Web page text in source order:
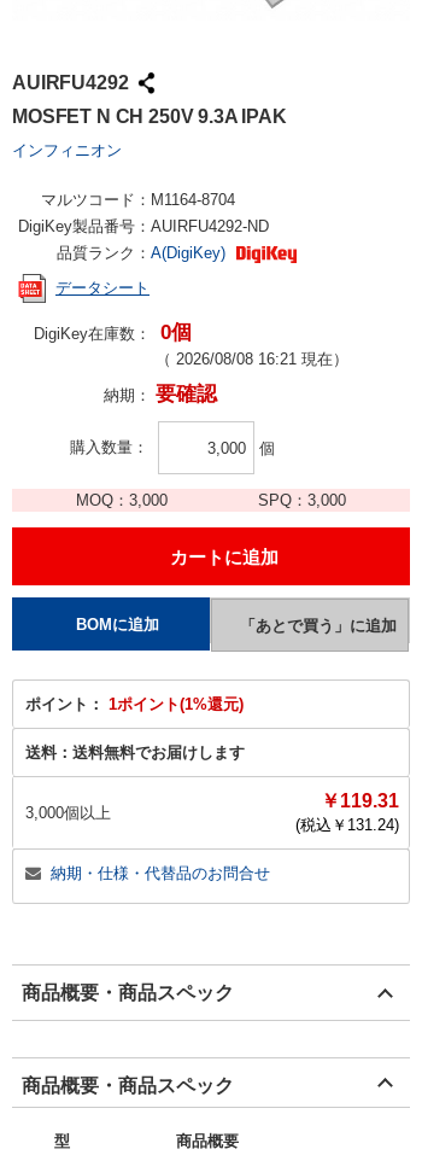
AUIRFU4292
MOSFET N CH 250V 9.3A IPAK
インフィニオン
マルツコード： M1164-8704
DigiKey製品番号： AUIRFU4292-ND
品質ランク： A(DigiKey)
データシート
DigiKey在庫数： 0個
（ 2026/08/08 16:21 現在）
納期： 要確認
購入数量 個
MOQ： 3,000 SPQ：3,000
ポイント： 1ポイント(1%還元)
送料： 送料無料でお届けします
3,000個以上
￥119.31
(税込￥ 131.24)
納期・仕様・代替品のお問合せ
商品概要・商品スペック
商品概要・商品スペック
型 商品概要